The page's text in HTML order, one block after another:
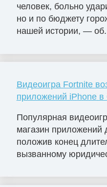
человек, больно
но и по бюджету
нашей истории, —
Видеоигра Fortnite
приложений iPhone
Популярная
магазин
положив конец
вызванному